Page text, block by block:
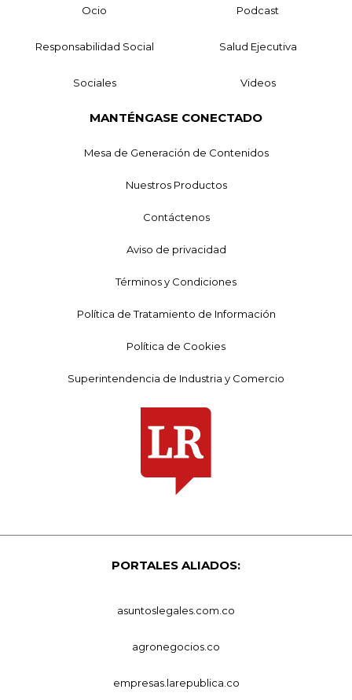
Ocio Podcast
Responsabilidad Social Salud Ejecutiva
Sociales Videos
MANTÉNGASE CONECTADO
Mesa de Generación de Contenidos
Nuestros Productos
Contáctenos
Aviso de privacidad
Términos y Condiciones
Política de Tratamiento de Información
Política de Cookies
Superintendencia de Industria y Comercio
PORTALES ALIADOS:
asuntoslegales.com.co
agronegocios.co
empresas.larepublica.co